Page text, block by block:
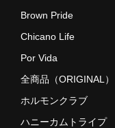
Brown Pride
Chicano Life
Por Vida
全商品（ORIGINAL）
ホルモンクラブ
ハニーカムトライプ